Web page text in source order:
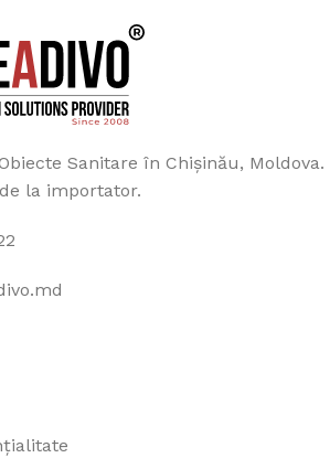
Sanitare în Chișinău, Moldova.
la importator.